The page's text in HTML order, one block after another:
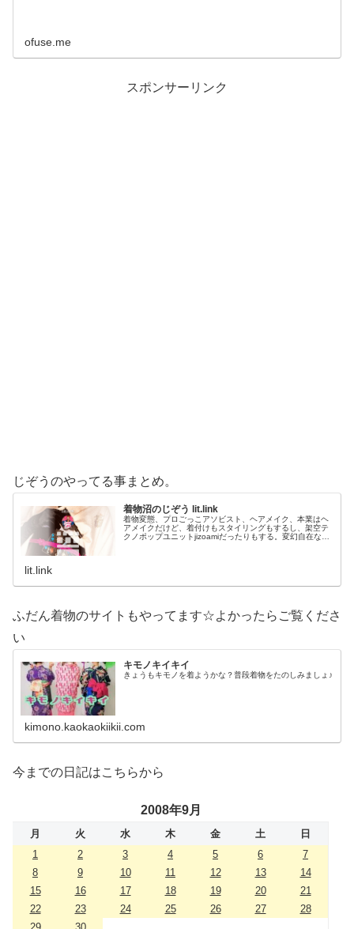
ofuse.me
スポンサーリンク
じぞうのやってる事まとめ。
着物沼のじぞう lit.link
着物変態、プロごっこアソビスト、ヘアメイク、本業はヘ
アメイクだけど、着付けもスタイリングもするし、架空テ
クノポップユニットjizoamiだったりもする。変幻自在なた
lit.link
ふだん着物のサイトもやってます☆よかったらご覧くださ
い
キモノキイキイ
きょうもキモノを着ようかな？普段着物をたのしみましょ♪
kimono.kaokaokiikii.com
今までの日記はこちらから
2008年9月
月 火 水 木 金 土
日
1
2 3 4 5 6
7
8
9 10 11 12 13
14
15
16 17 18 19 20
21
22
23 24 25 26 27
28